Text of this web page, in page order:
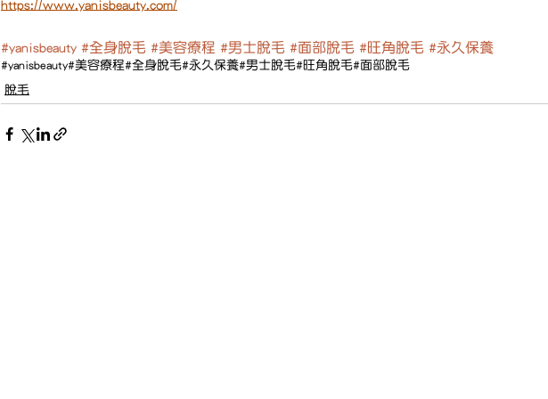
https://www.yanisbeauty.com/
#yanisbeauty #全身脫毛 #美容療程 #男士脫毛 #面部脫毛 #旺角脫毛 #永久保養
#yanisbeauty#美容療程#全身脫毛#永久保養#男士脫毛#旺角脫毛#面部脫毛
脫毛